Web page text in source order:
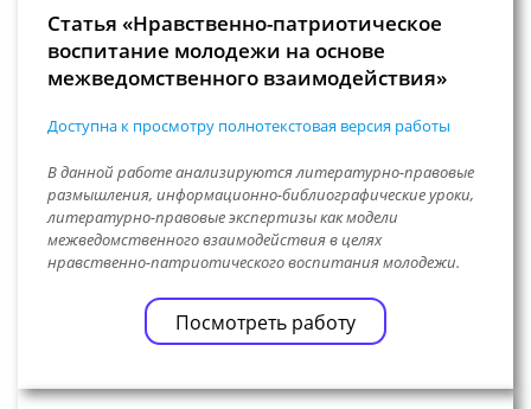
Статья «Нравственно-патриотическое
воспитание молодежи на основе
межведомственного взаимодействия»
Доступна к просмотру полнотекстовая версия работы
В данной работе анализируются литературно-правовые
размышления, информационно-библиографические уроки,
литературно-правовые экспертизы как модели
межведомственного взаимодействия в целях
нравственно-патриотического воспитания молодежи.
Посмотреть работу